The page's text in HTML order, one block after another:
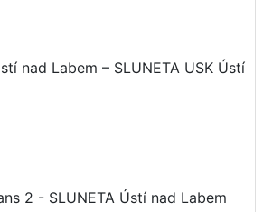
nad Labem – SLUNETA USK Ústí
2 - SLUNETA Ústí nad Labem